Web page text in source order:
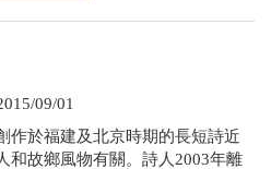
09/01
作於福建及北京時期的長短詩近
和故鄉風物有關。詩人2003年離